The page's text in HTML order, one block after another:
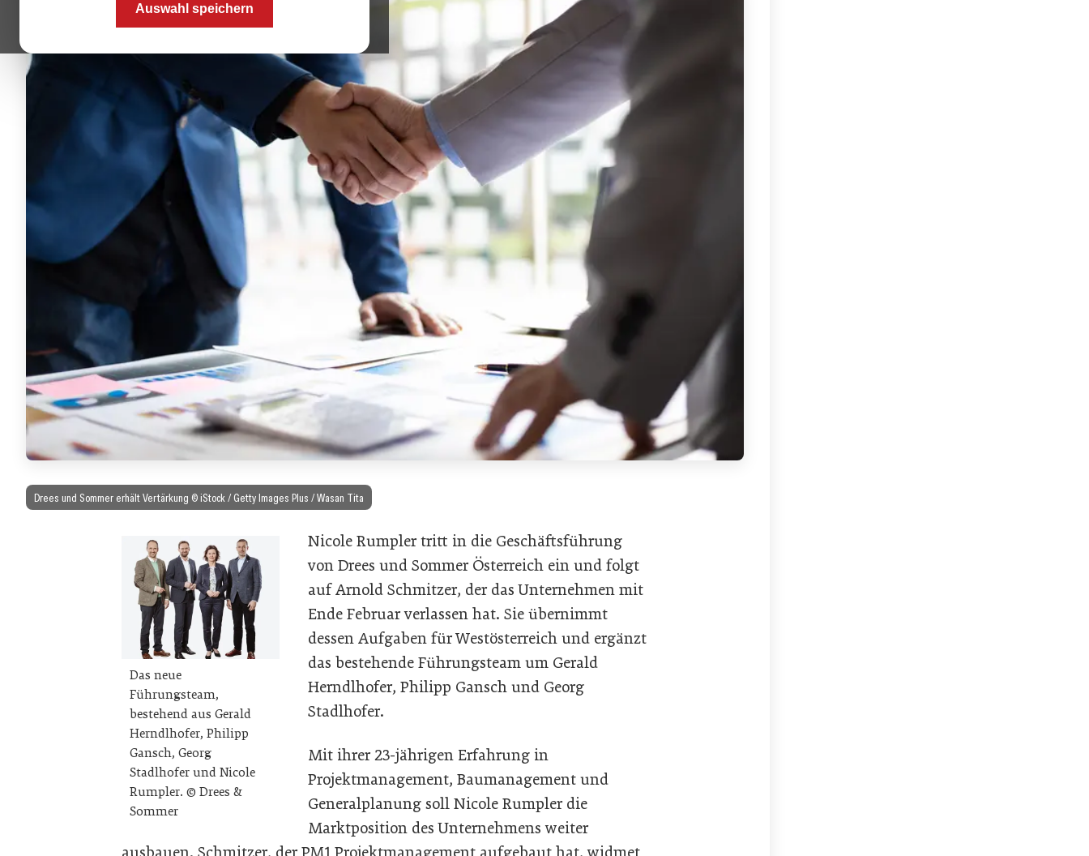
Auswahl speichern
Drees und Sommer erhält Vertärkung © iStock / Getty Images Plus / Wasan Tita
Das neue
Führungsteam,
bestehend aus Gerald
Herndlhofer, Philipp
Gansch, Georg
Stadlhofer und Nicole
Rumpler. © Drees &
Sommer
Nicole Rumpler tritt in die Geschäftsführung
von Drees und Sommer Österreich ein und folgt
auf Arnold Schmitzer, der das Unternehmen mit
Ende Februar verlassen hat. Sie übernimmt
dessen Aufgaben für Westösterreich und ergänzt
das bestehende Führungsteam um Gerald
Herndlhofer, Philipp Gansch und Georg
Stadlhofer.
Mit ihrer 23-jährigen Erfahrung in
Projektmanagement, Baumanagement und
Generalplanung soll Nicole Rumpler die
Marktposition des Unternehmens weiter